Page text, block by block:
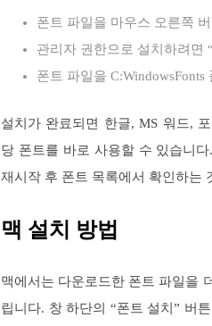
폰트 파일을 마우스 오른쪽
관리자 권한으로 설치하려면
폰트 파일을
설치가 완료되면 한글, MS 워드,
당 폰트를 바로 사용할 수 있습니
재시작 후 폰트 목록에서 확인하는
맥 설치 방법
맥에서는 다운로드한 폰트 파일을
립니다. 창 하단의 “폰트 설치” 버